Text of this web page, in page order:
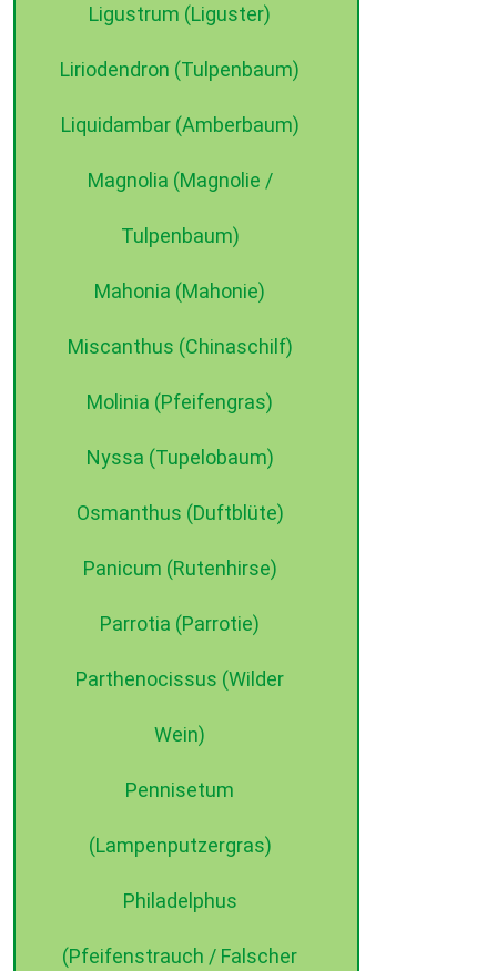
Ligustrum (Liguster)
Liriodendron (Tulpenbaum)
Liquidambar (Amberbaum)
Magnolia (Magnolie /
Tulpenbaum)
Mahonia (Mahonie)
Miscanthus (Chinaschilf)
Molinia (Pfeifengras)
Nyssa (Tupelobaum)
Osmanthus (Duftblüte)
Panicum (Rutenhirse)
Parrotia (Parrotie)
Parthenocissus (Wilder
Wein)
Pennisetum
(Lampenputzergras)
Philadelphus
(Pfeifenstrauch / Falscher